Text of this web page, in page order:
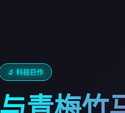
🔬 科技巨作